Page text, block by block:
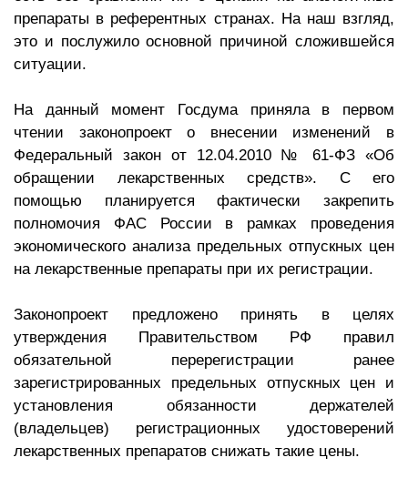
препараты в референтных странах. На наш взгляд,
это и послужило основной причиной сложившейся
ситуации.
На данный момент Госдума приняла в первом
чтении законопроект о внесении изменений в
Федеральный закон от 12.04.2010 № 61-ФЗ «Об
обращении лекарственных средств». С его
помощью планируется фактически закрепить
полномочия ФАС России в рамках проведения
экономического анализа предельных отпускных цен
на лекарственные препараты при их регистрации.
Законопроект предложено принять в целях
утверждения Правительством РФ правил
обязательной перерегистрации ранее
зарегистрированных предельных отпускных цен и
установления обязанности держателей
(владельцев) регистрационных удостоверений
лекарственных препаратов снижать такие цены.